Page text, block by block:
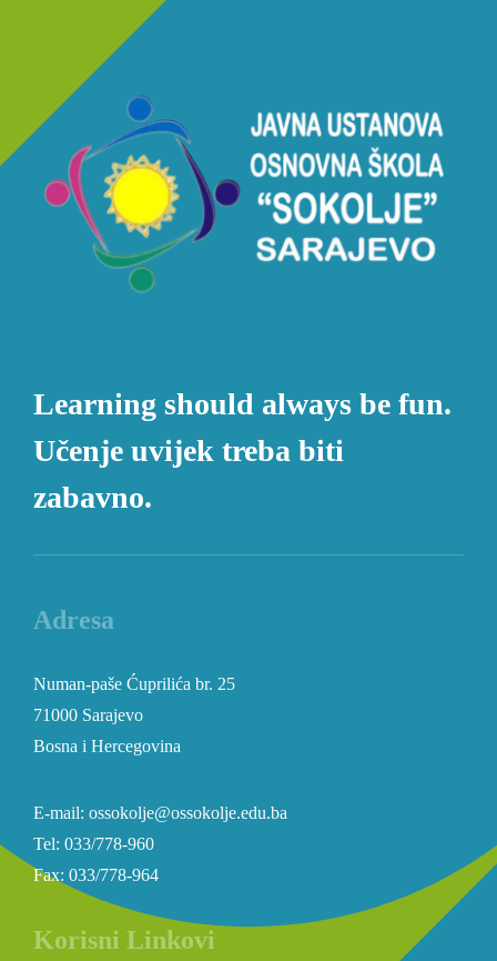
Learning should always be fun.
Učenje uvijek treba biti
zabavno.
Adresa
Numan-paše Ćuprilića br. 25
71000 Sarajevo
Bosna i Hercegovina
E-mail: ossokolje@ossokolje.edu.ba
Tel: 033/778-960
Fax: 033/778-964
Korisni Linkovi